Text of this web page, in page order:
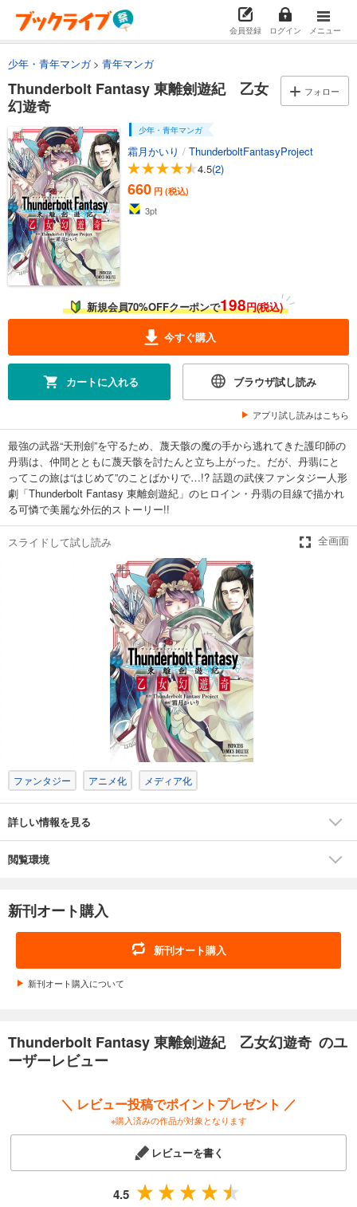
会員登録 ログイン メニュー
少年・青年マンガ 青年マンガ
Thunderbolt Fantasy 東離劍遊紀 乙女
幻遊奇
フォロー
少年・青年マンガ
霜月かいり / ThunderboltFantasyProject
4.5(2)
660 円 (税込)
3pt
新規会員70%OFFクーポンで198円(税込)
今すぐ購入
カートに入れる ブラウザ試し読み
アプリ試し読みはこちら
最強の武器“天刑劍”を守るため、蔑天骸の魔の手から逃れてきた護印師の
丹翡は、仲間とともに蔑天骸を討たんと立ち上がった。だが、丹翡にと
ってこの旅は“はじめて”のことばかりで…!? 話題の武侠ファンタジー人形
劇「Thunderbolt Fantasy 東離劍遊紀」のヒロイン・丹翡の目線で描かれ
る可憐で美麗な外伝的ストーリー!!
スライドして試し読み 全画面
ファンタジー アニメ化 メディア化
詳しい情報を見る
閲覧環境
新刊オート購入
新刊オート購入
新刊オート購入について
Thunderbolt Fantasy 東離劍遊紀 乙女幻遊奇 のユ
ーザーレビュー
＼ レビュー投稿でポイントプレゼント ／
※購入済みの作品が対象となります
レビューを書く
4.5